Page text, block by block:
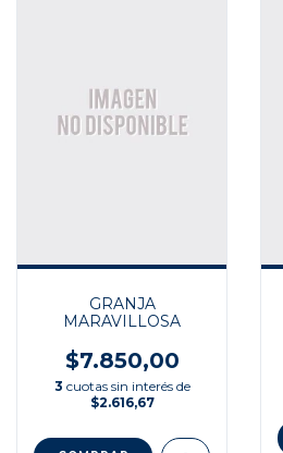
GRANJA
MARAVILLOSA
$7.850,00
3 cuotas sin interés de
$2.616,67